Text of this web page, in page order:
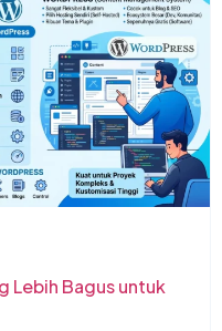
Lebih Bagus untuk